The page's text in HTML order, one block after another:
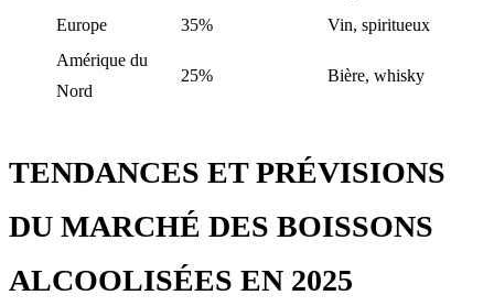
Europe
35%
Vin, spiritueux
Amérique du
Nord
25% Bière, whisky
TENDANCES ET PRÉVISIONS
DU MARCHÉ DES BOISSONS
ALCOOLISÉES EN 2025